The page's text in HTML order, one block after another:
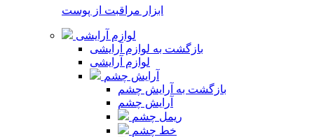
ابزار مراقبت از پوست
لوازم آرایشی
بازگشت به لوازم آرایشی
لوازم آرایشی
آرایش چشم
بازگشت به آرایش چشم
آرایش چشم
ریمل چشم
خط چشم